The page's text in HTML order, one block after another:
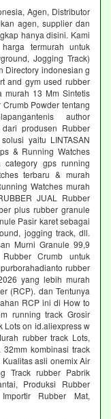
Agen, Distributor
agen, supplier dan
hanya disini. Kami
termurah untuk
Jogging Track)
Directory indonesian g
and gym used rubber
murah 13 Mm Sintetis
Powder tentang
author
produsen Rubber
yaitu LINTASAN
& Running Watches
gps running
terbaru & murah
Watches murah
JUAL Rubber
plus rubber granule
Pasir karet sebagai
jogging track, dll.
Murni Granule 99,9
Crumb untuk
rubber
yang lebih murah
(RCP). dan Tentunya
RCP ini di How to
running track Grosir
Lots on id.aliexpress w
rubber track Lots,
kombinasi track
asli onemix Air
Track rubber Pabrik
Produksi Rubber
Rubber Mat,